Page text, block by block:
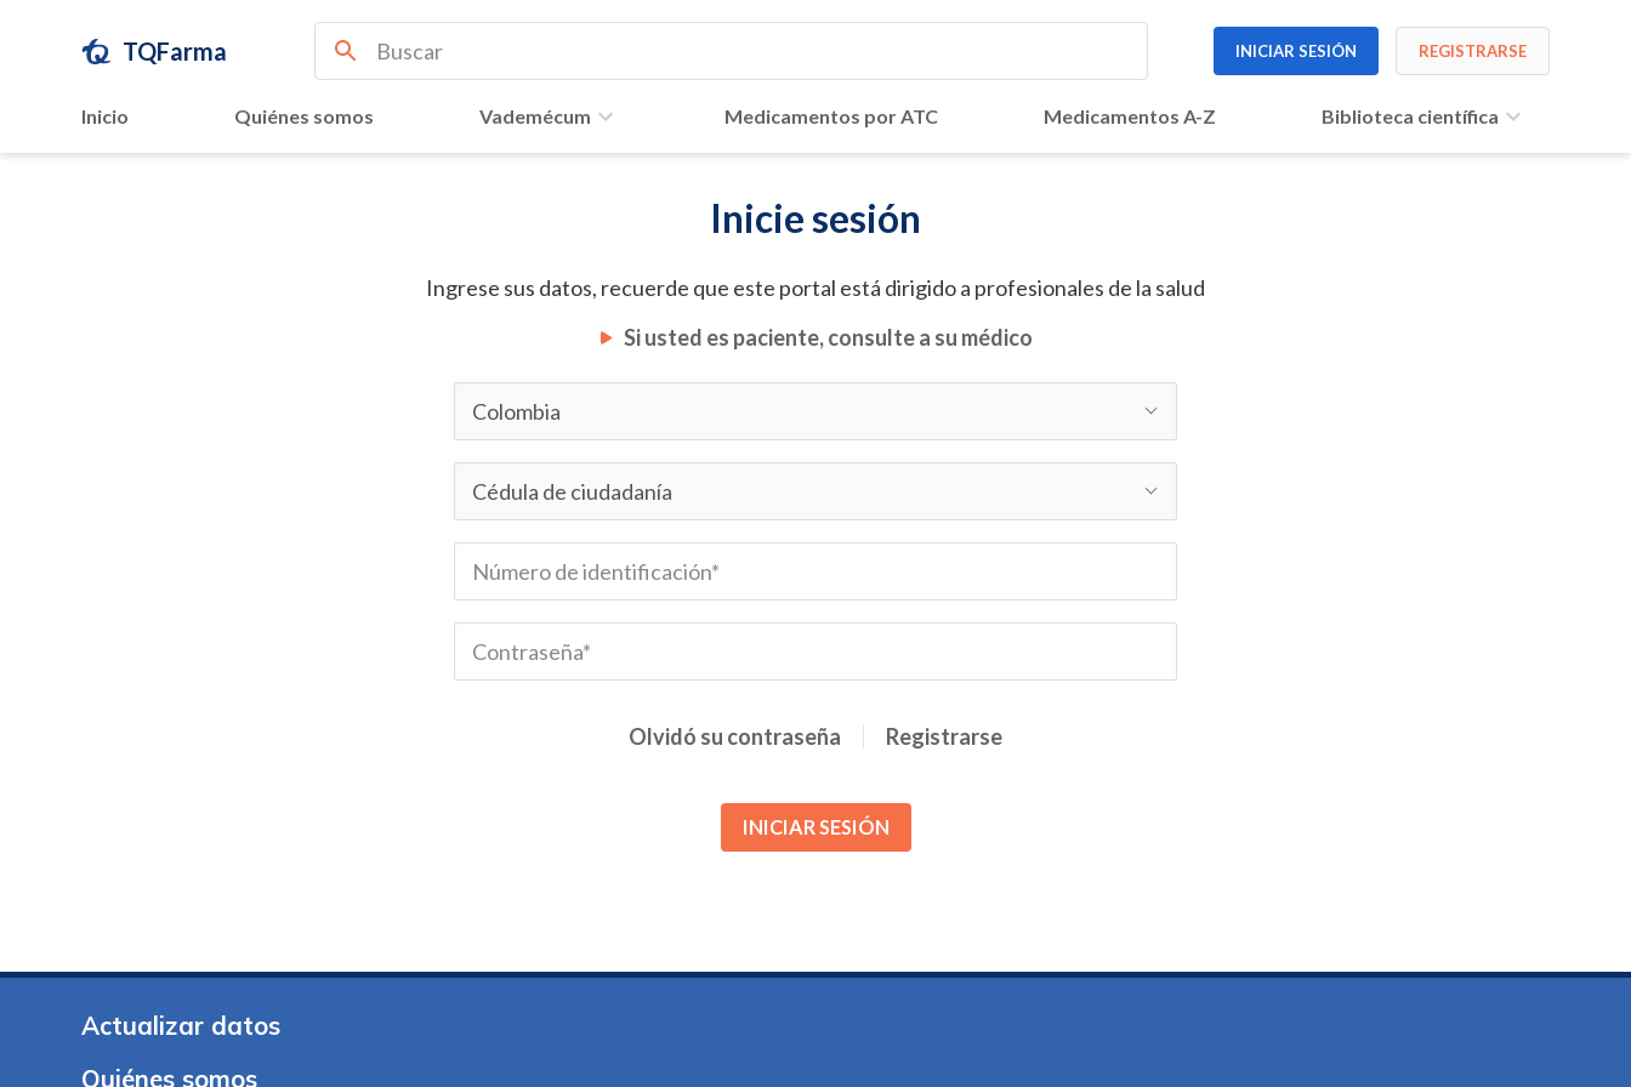
TQFarma INICIAR SESIÓN REGISTRARSE
Inicio Quiénes somos Vademécum Medicamentos por ATC Medicamentos A-Z Biblioteca científica
Inicie sesión
Ingrese sus datos, recuerde que este portal está dirigido a profesionales de la salud
Si usted es paciente, consulte a su médico
Olvidó su contraseña Registrarse
INICIAR SESIÓN
Actualizar datos
Quiénes somos